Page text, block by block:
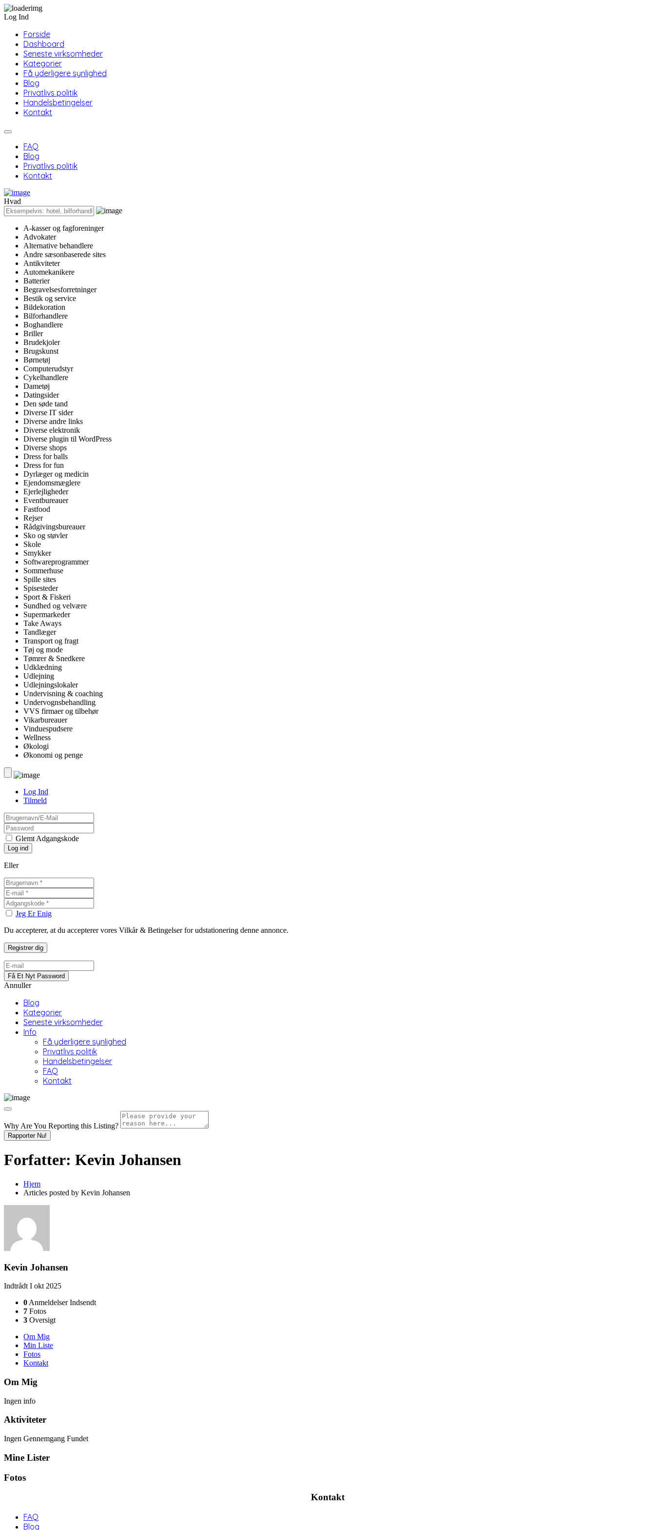
Log Ind
Forside
Dashboard
Seneste virksomheder
Kategorier
Få yderligere synlighed
Blog
Privatlivs politik
Handelsbetingelser
Kontakt
FAQ
Blog
Privatlivs politik
Kontakt
Hvad
A-kasser og fagforeninger
Advokater
Alternative behandlere
Andre sæsonbaserede sites
Antikviteter
Automekanikere
Batterier
Begravelsesforretninger
Bestik og service
Bildekoration
Bilforhandlere
Boghandlere
Briller
Brudekjoler
Brugskunst
Børnetøj
Computerudstyr
Cykelhandlere
Dametøj
Datingsider
Den søde tand
Diverse IT sider
Diverse andre links
Diverse elektronik
Diverse plugin til WordPress
Diverse shops
Dress for balls
Dress for fun
Dyrlæger og medicin
Ejendomsmæglere
Ejerlejligheder
Eventbureauer
Fastfood
Rejser
Rådgivingsbureauer
Sko og støvler
Skole
Smykker
Softwareprogrammer
Sommerhuse
Spille sites
Spisesteder
Sport & Fiskeri
Sundhed og velvære
Supermarkeder
Take Aways
Tandlæger
Transport og fragt
Tøj og mode
Tømrer & Snedkere
Udklædning
Udlejning
Udlejningslokaler
Undervisning & coaching
Undervognsbehandling
VVS firmaer og tilbehør
Vikarbureauer
Vinduespudsere
Wellness
Økologi
Økonomi og penge
Log Ind
Tilmeld
Glemt Adgangskode
Eller
Jeg Er Enig
Du accepterer, at du accepterer vores Vilkår & Betingelser for udstationering denne annonce.
Annuller
Blog
Kategorier
Seneste virksomheder
Info
Få yderligere synlighed
Privatlivs politik
Handelsbetingelser
FAQ
Kontakt
Why Are You Reporting this Listing?
Rapporter Nu!
Forfatter: Kevin Johansen
Hjem
Articles posted by Kevin Johansen
Kevin Johansen
Indtrådt I okt 2025
0 Anmeldelser Indsendt
7 Fotos
3 Oversigt
Om Mig
Min Liste
Fotos
Kontakt
Om Mig
Ingen info
Aktiviteter
Ingen Gennemgang Fundet
Mine Lister
Fotos
Kontakt
FAQ
Blog